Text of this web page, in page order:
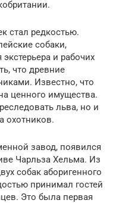
стал редкостью.
собаки,
и рабочих
что древние
Известно, что
ценного имущества.
льва, но и
охотников.
завод, появился
Чарльза Хельма. Из
собак аборигенного
принимал гостей
Это была первая